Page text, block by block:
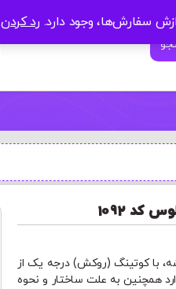
سفارش‌ها، وجود دارد. رد کردن
1092
با کوتینگ (روکش) درجه یک از
همچنین به علت ساختار و نحوه